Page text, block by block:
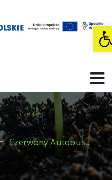
Czerwony Autobus..